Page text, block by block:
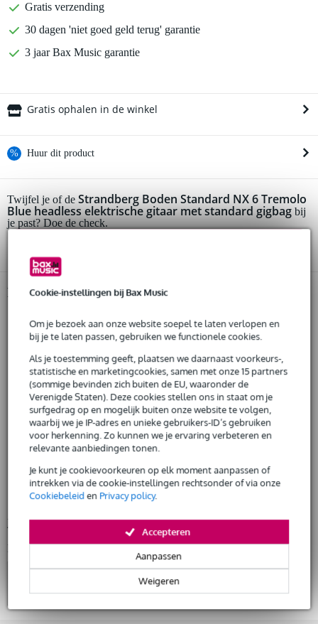
Cookie-instellingen bij Bax Music
Om je bezoek aan onze website soepel te laten verlopen en
bij je te laten passen, gebruiken we functionele cookies.
Als je toestemming geeft, plaatsen we daarnaast voorkeurs-,
statistische en marketingcookies, samen met onze 15 partners
(sommige bevinden zich buiten de EU, waaronder de
Verenigde Staten). Deze cookies stellen ons in staat om je
surfgedrag op en mogelijk buiten onze website te volgen,
waarbij we je IP-adres en unieke gebruikers-ID’s gebruiken
voor herkenning. Zo kunnen we je ervaring verbeteren en
relevante aanbiedingen tonen.
Je kunt je cookievoorkeuren op elk moment aanpassen of
intrekken via de cookie-instellingen rechtsonder of via onze
Cookiebeleiden Privacy policy.
Weigeren
Aanpassen
Accepteren
Gratis verzending
30 dagen 'niet goed geld terug' garantie
3 jaar Bax Music garantie
Gratis ophalen in de winkel
% Huur dit product
Huur dit product al vanaf 128 euro per maand
Huur meerdere producten tegelijk: min. € 300,- en max.
€ 2.500,-
De mogelijkheid om je product(en) met korting te kopen
Snelle vervanging door Bax Music bij een defect
Huur dit product
Twijfel je of de Strandberg Boden Standard NX 6 Tremolo
Blue headless elektrische gitaar met standard gigbag bij
je past? Doe de check.
Productinformatie
Strandberg headless elektrische gitaar
model: Boden Standard NX 6 Tremolo
kleur: translucent blue
body
materiaal: linde (American basswood), met arm en torso carves
vorm: Boden
top: gevlamde esdoorn fineer (flame maple veneer)
materiaal: kwartiersgezaagd esdoorn (quartersawn maple)
profiel: EndurNeck
Bekijk alle productspecificaties
Bekijk ook eens (4)